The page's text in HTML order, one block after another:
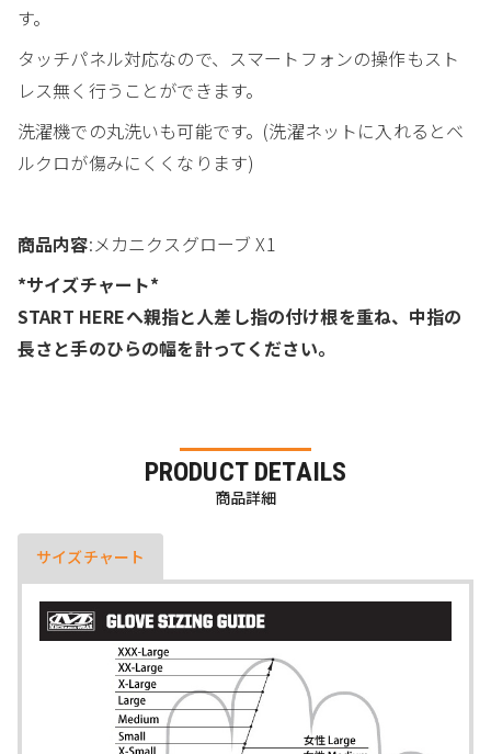
す。
タッチパネル対応なので、スマートフォンの操作もスト
レス無く行うことができます。
洗濯機での丸洗いも可能です。(洗濯ネットに入れるとベ
ルクロが傷みにくくなります)
商品内容:メカニクスグローブ X1
*サイズチャート*
START HEREへ親指と人差し指の付け根を重ね、中指の
長さと手のひらの幅を計ってください。
PRODUCT DETAILS
商品詳細
サイズチャート